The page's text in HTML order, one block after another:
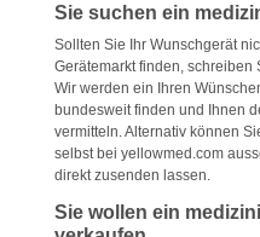
Sie suchen ein
Sollten Sie Ihr Wunschgerät
Gerätemarkt finden, schreiben
Wir werden ein Ihren
bundesweit finden und Ihnen
vermitteln. Alternativ können
selbst bei yellowmed.com
direkt zusenden lassen.
Sie wollen ein